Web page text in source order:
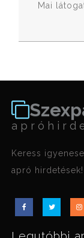
Mai
Keress
apró hirdetések!